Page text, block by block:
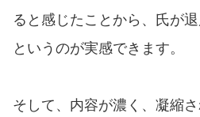
ると感じたことから、氏が
というのが実感できます。
そして、内容が濃く、凝縮